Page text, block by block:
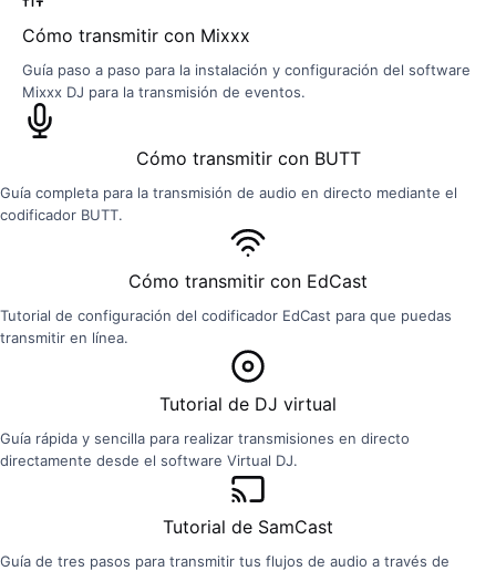
Cómo transmitir con Mixxx
Guía paso a paso para la instalación y configuración del software
Mixxx DJ para la transmisión de eventos.
Cómo transmitir con BUTT
Guía completa para la transmisión de audio en directo mediante el
codificador BUTT.
Cómo transmitir con EdCast
Tutorial de configuración del codificador EdCast para que puedas
transmitir en línea.
Tutorial de DJ virtual
Guía rápida y sencilla para realizar transmisiones en directo
directamente desde el software Virtual DJ.
Tutorial de SamCast
Guía de tres pasos para transmitir tus flujos de audio a través de